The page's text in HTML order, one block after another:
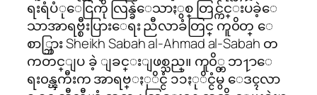
ရးရံပံုေငြကို လြန္ခဲေသာႏွစ္ တြင္က်င္းပခဲ့ေ
သာအာရဗ္စီးပြားေရး ညီလာခံတြင္ ကူ၀ိတ္ ေ
စာ္ဘြား Sheikh Sabah al-Ahmad al-Sabah တ
ကတင္ျပ ခဲ့ ျခင္းျဖစ္သည္။ ကူ၀ိ္တ္ ဘ႑ာေ
ရး၀န္ၾကီးက အာရဗ္ႏုိင္ငံ ၁၁ႏုိင္ငံမွ ေဒၚလာ